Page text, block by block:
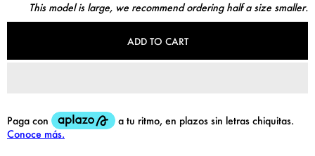
This model is large, we recommend ordering half a size smaller.
ADD TO CART